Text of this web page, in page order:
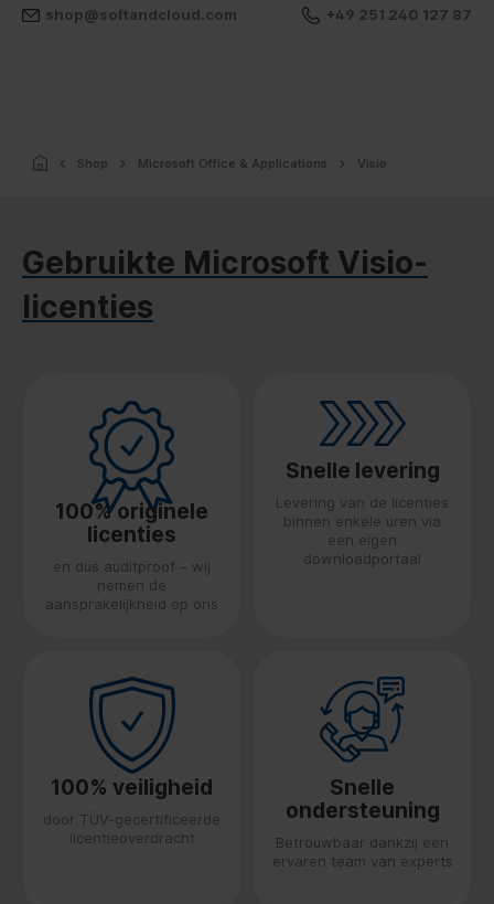
shop@softandcloud.com +49 251 240 127 87
Shop Microsoft Office & Applications Visio
Gebruikte Microsoft Visio-
licenties
100% originele
licenties
en dus auditproof – wij
nemen de
aansprakelijkheid op ons
Snelle levering
Levering van de licenties
binnen enkele uren via
een eigen
downloadportaal
100% veiligheid
door TÜV-gecertificeerde
licentieoverdracht
Snelle
ondersteuning
Betrouwbaar dankzij een
ervaren team van experts